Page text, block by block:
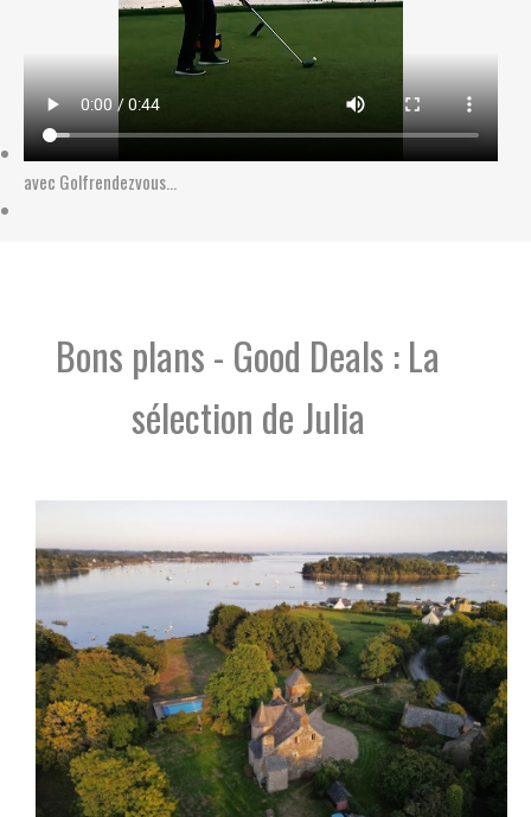
avec Golfrendezvous...
Bons plans - Good Deals : La
sélection de Julia